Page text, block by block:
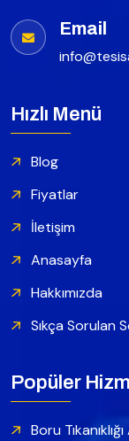
Email
Hızlı Menü
Blog
Fiyatlar
İletişim
Anasayfa
Hakkımızda
Sıkça Sorulan
Popüler
Boru